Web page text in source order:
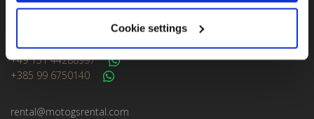
Cookie settings
BIC: BYLADEM1001
WhatsApp:
+49 151 44288997
+385 99 6750140
rental@motogsrental.com